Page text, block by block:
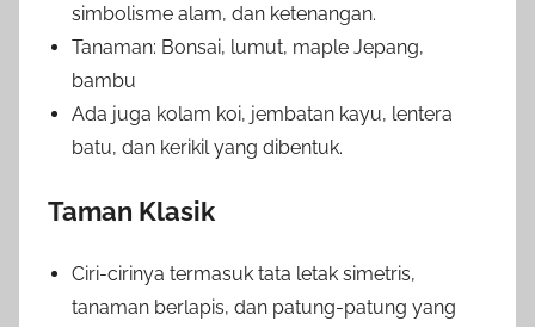
simbolisme alam, dan ketenangan.
Tanaman: Bonsai, lumut, maple Jepang,
bambu
Ada juga kolam koi, jembatan kayu, lentera
batu, dan kerikil yang dibentuk.
Taman Klasik
Ciri-cirinya termasuk tata letak simetris,
tanaman berlapis, dan patung-patung yang